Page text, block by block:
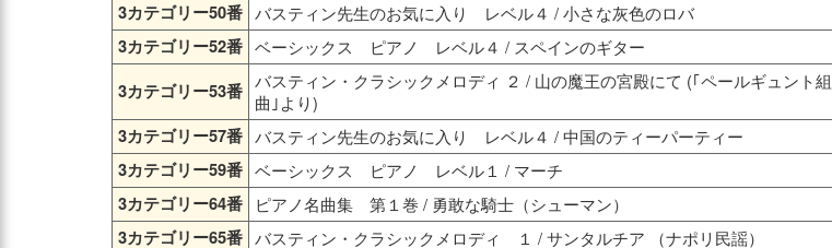
3カテゴリー50番 バスティン先生のお気に入り レベル４ / 小さな灰色のロバ
3カテゴリー52番 ベーシックス ピアノ レベル４ / スペインのギター
3カテゴリー53番 バスティン・クラシックメロディ ２ / 山の魔王の宮殿にて (｢ペールギュント組
曲｣より)
3カテゴリー57番 バスティン先生のお気に入り レベル４ / 中国のティーパーティー
3カテゴリー59番 ベーシックス ピアノ レベル１ / マーチ
3カテゴリー64番
ピアノ名曲集 第１巻 / 勇敢な騎士（シューマン）
3カテゴリー65番 バスティン・クラシックメロディ １ / サンタルチア （ナポリ民謡）